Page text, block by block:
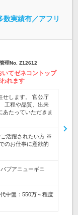
数実績有／アフリ
理No. Z12612
てゼネコントップ
れます
せします。 官公庁
工程や品質、出来
あたっていただきま
ご活躍されたい方 ※
のお仕事に意欲的
プアニューギニ
中盤：550万～程度